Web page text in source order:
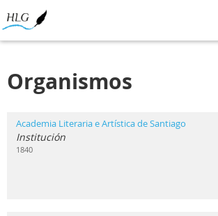
Organismos
Academia Literaria e Artística de Santiago
Institución
1840